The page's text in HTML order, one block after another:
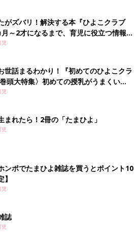
がズバリ！解決する本『ひよこクラブ
～2才になるまで、育児に役立つ情報が
児
世話まるわかり！『初めてのひよこクラ
頭大特集〉初めての授乳がうまくい
・ミルクの基本と夏のトラブル 解決テ
児
まれたら！2冊の「たまひよ」
児
ンポでたまひよ雑誌を買うとポイント10
児
誌
児